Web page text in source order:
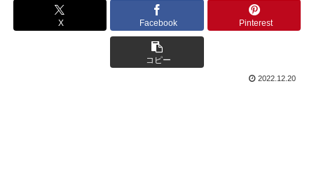
X Facebook Pinterest
コピー
2022.12.20